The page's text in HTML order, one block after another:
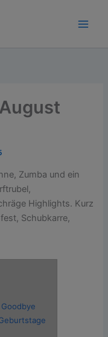
Zumba und ein
Highlights. Kurz
Schubkarre,